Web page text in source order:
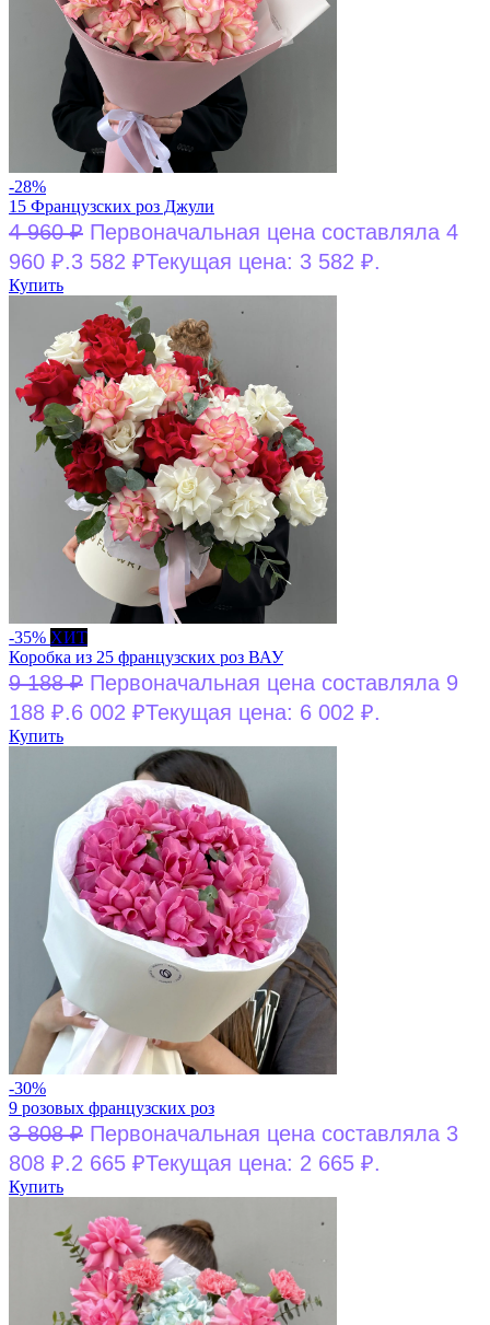
-28%
15 Французских роз Джули
4 960₽ Первоначальная цена составляла 4
960 ₽.3 582 ₽Текущая цена: 3 582 ₽.
Купить
-35% ХИТ
Коробка из 25 французских роз ВАУ
9 188₽ Первоначальная цена составляла 9
188 ₽.6 002 ₽Текущая цена: 6 002 ₽.
Купить
-30%
9 розовых французских роз
3 808₽ Первоначальная цена составляла 3
808 ₽.2 665 ₽Текущая цена: 2 665 ₽.
Купить